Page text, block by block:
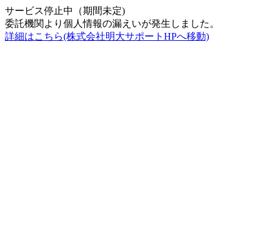
サービス停止中（期間未定)
委託機関より個人情報の漏えいが発生しました。
詳細はこちら(株式会社明大サポートHPへ移動)